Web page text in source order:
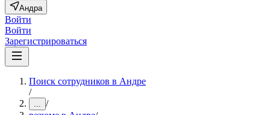
Андра
Войти
Войти
Зарегистрироваться
Поиск сотрудников в Андре
/
... /